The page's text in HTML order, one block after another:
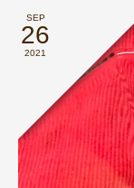
SEP
26
2021